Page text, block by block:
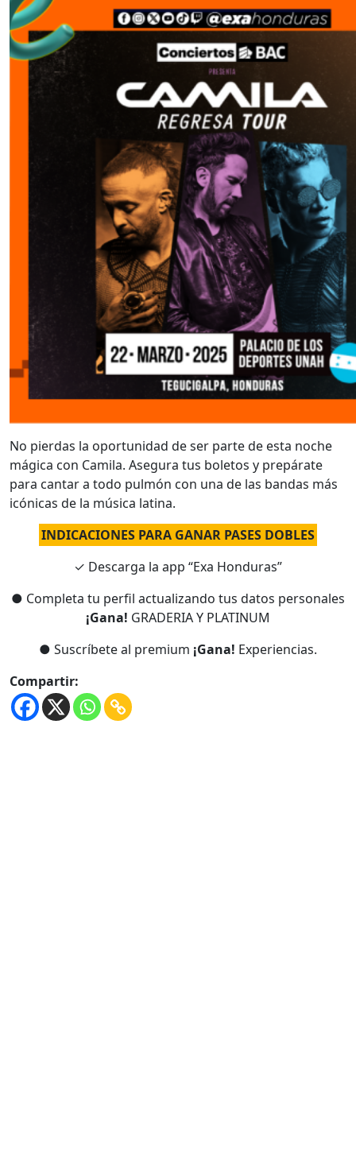
No pierdas la oportunidad de ser parte de esta noche
mágica con Camila. Asegura tus boletos y prepárate
para cantar a todo pulmón con una de las bandas más
icónicas de la música latina.
INDICACIONES PARA GANAR PASES DOBLES
✓ Descarga la app “Exa Honduras”
● Completa tu perfil actualizando tus datos personales
¡Gana! GRADERIA Y PLATINUM
● Suscríbete al premium ¡Gana! Experiencias.
Compartir: